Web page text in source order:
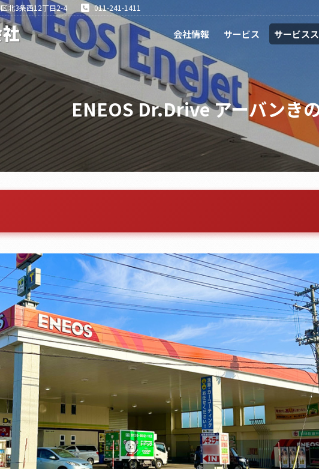
北3条西12丁目2-4 011-241-1411
会社情報 サービス サービス
ENEOS Dr.Drive アーバンき